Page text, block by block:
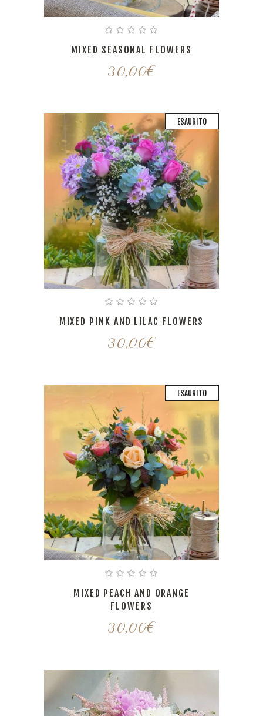
MIXED SEASONAL FLOWERS
30,00€
ESAURITO
MIXED PINK AND LILAC FLOWERS
30,00€
ESAURITO
MIXED PEACH AND ORANGE
FLOWERS
30,00€